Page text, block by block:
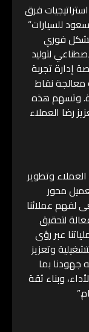
فرق
للسيارات”
بشكل فوري
لتوليد
إدارة تجربة
معالجة نقاط
وتسهم هذه
رضا العملاء
وتطوير
محور
لفهم عملائنا
لتحقيق
عبر رؤى
وتعزيز
جهودنا بما
وبناء ثقة